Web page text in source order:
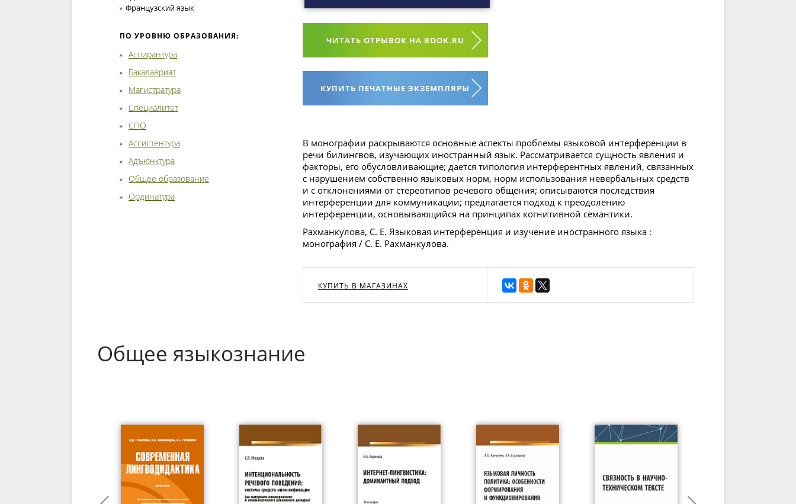
Французский язык
ПО УРОВНЮ ОБРАЗОВАНИЯ:
Аспирантура
Бакалавриат
Магистратура
Специалитет
СПО
Ассистентура
Адъюнктура
Общее образование
Ординатура
ЧИТАТЬ ОТРЫВОК НА BOOK.RU
КУПИТЬ ПЕЧАТНЫЕ ЭКЗЕМПЛЯРЫ
В монографии раскрываются основные аспекты проблемы языковой интерференции в
речи билингвов, изучающих иностранный язык. Рассматривается сущность явления и
факторы, его обусловливающие; дается типология интерферентных явлений, связанных
с нарушением собственно языковых норм, норм использования невербальных средств
и с отклонениями от стереотипов речевого общения; описываются последствия
интерференции для коммуникации; предлагается подход к преодолению
интерференции, основывающийся на принципах когнитивной семантики.
Рахманкулова, С. Е. Языковая интерференция и изучение иностранного языка :
монография / С. Е. Рахманкулова.
КУПИТЬ В МАГАЗИНАХ
Общее языкознание